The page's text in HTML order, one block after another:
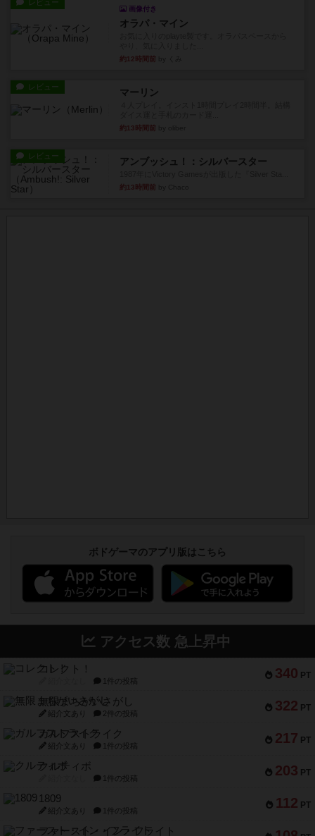
レビュー
画像付き
オラパ・マイン
約12時間前
レビュー マーリン
約13時間前
レビュー アンブッシュ！：シルバースター
約13時間前
ボドゲーマのアプリ版はこちら
アクセス数 急上昇中
340 PT
コレクト！
1件の投稿
322 PT
無限まちがいさがし
紹介文あり 2件の投稿
217 PT
ガルフストライク
紹介文あり 1件の投稿
203 PT
クルティボ
1件の投稿
112 PT
1809
紹介文あり 1件の投稿
ファースト・イン・フライト